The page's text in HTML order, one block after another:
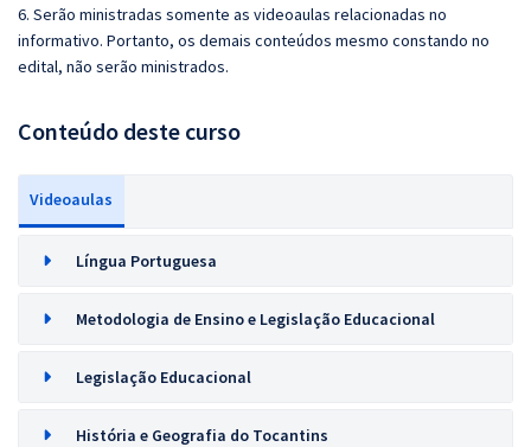
6. Serão ministradas somente as videoaulas relacionadas no
informativo. Portanto, os demais conteúdos mesmo constando no
edital, não serão ministrados.
Conteúdo deste curso
Videoaulas
Língua Portuguesa
Metodologia de Ensino e Legislação Educacional
Legislação Educacional
História e Geografia do Tocantins